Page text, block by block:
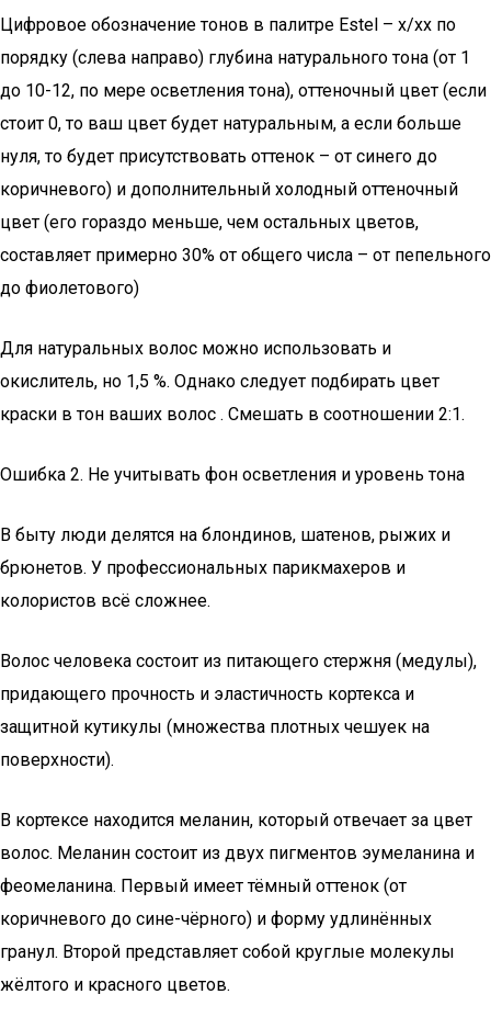
Цифровое обозначение тонов в палитре Estel – х/хх по
порядку (слева направо) глубина натурального тона (от 1
до 10-12, по мере осветления тона), оттеночный цвет (если
стоит 0, то ваш цвет будет натуральным, а если больше
нуля, то будет присутствовать оттенок – от синего до
коричневого) и дополнительный холодный оттеночный
цвет (его гораздо меньше, чем остальных цветов,
составляет примерно 30% от общего числа – от пепельного
до фиолетового)
Для натуральных волос можно использовать и
окислитель, но 1,5 %. Однако следует подбирать цвет
краски в тон ваших волос . Смешать в соотношении 2:1.
Ошибка 2. Не учитывать фон осветления и уровень тона
В быту люди делятся на блондинов, шатенов, рыжих и
брюнетов. У профессиональных парикмахеров и
колористов всё сложнее.
Волос человека состоит из питающего стержня (медулы),
придающего прочность и эластичность кортекса и
защитной кутикулы (множества плотных чешуек на
поверхности).
В кортексе находится меланин, который отвечает за цвет
волос. Меланин состоит из двух пигментов эумеланина и
феомеланина. Первый имеет тёмный оттенок (от
коричневого до сине-чёрного) и форму удлинённых
гранул. Второй представляет собой круглые молекулы
жёлтого и красного цветов.